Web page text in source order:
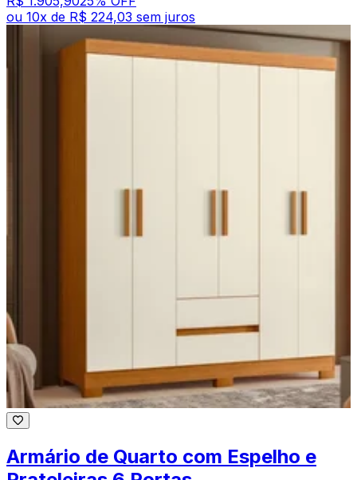
ou 10x de R$ 224,03 sem juros
Armário de Quarto com Espelho e